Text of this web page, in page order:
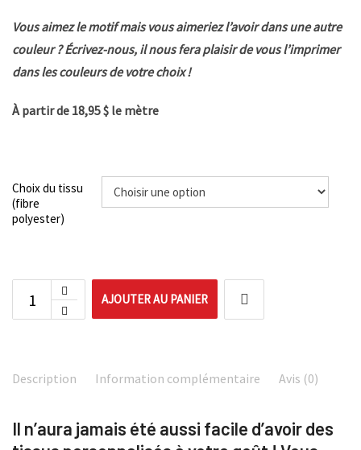
Vous aimez le motif mais vous aimeriez l’avoir dans une autre
couleur ? Écrivez-nous, il nous fera plaisir de vous l’imprimer
dans les couleurs de votre choix !
À partir de 18,95 $ le mètre
Choix du tissu
(fibre
polyester)
AJOUTER AU PANIER
Description Information complémentaire Avis (0)
Il n’aura jamais été aussi facile d’avoir des